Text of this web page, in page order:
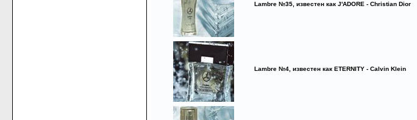
Lambre №35, известен как J'ADORE - Christian Dior
Lambre №4, известен как ETERNITY - Calvin Klein